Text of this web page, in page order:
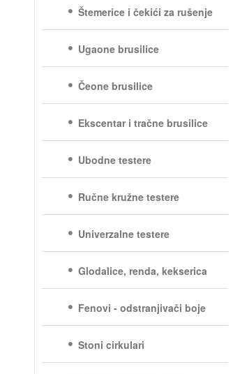
Štemerice i čekići za rušenje
Ugaone brusilice
Čeone brusilice
Ekscentar i tračne brusilice
Ubodne testere
Ručne kružne testere
Univerzalne testere
Glodalice, renda, kekserica
Fenovi - odstranjivači boje
Stoni cirkulari